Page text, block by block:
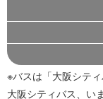
※バスは「大阪シテ
大阪シティバス、い